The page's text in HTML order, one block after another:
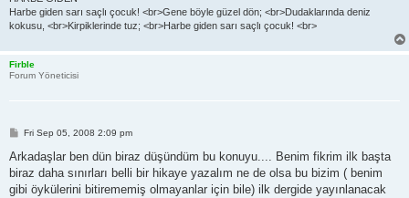
Harbe giden sarı saçlı çocuk! <br>Gene böyle güzel dön; <br>Dudaklarında deniz
kokusu, <br>Kirpiklerinde tuz; <br>Harbe giden sarı saçlı çocuk! <br>
Firble
Forum Yöneticisi
P
s
Fri Sep 05, 2008 2:09 pm
Arkadaşlar ben dün biraz düşündüm bu konuyu.... Benim fikrim ilk başta
biraz daha sınırları belli bir hikaye yazalım ne de olsa bu bizim ( benim
gibi öykülerini bitirememiş olmayanlar için bile) ilk dergide yayınlanacak